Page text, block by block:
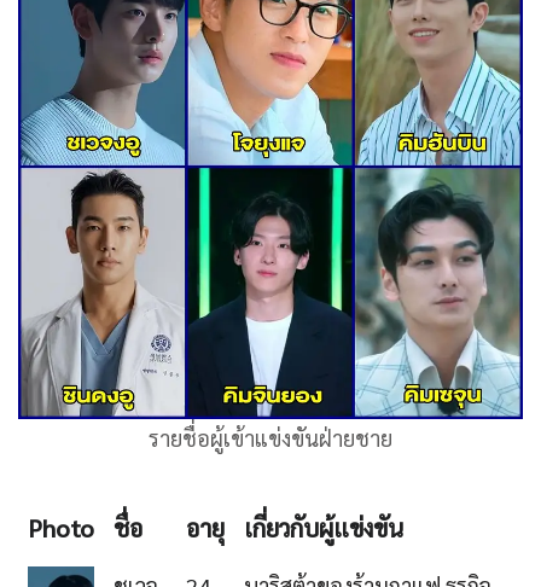
รายชื่อผู้เข้าแข่งขันฝ่ายชาย
Photo ชื่อ อายุ เกี่ยวกับผู้แข่งขัน